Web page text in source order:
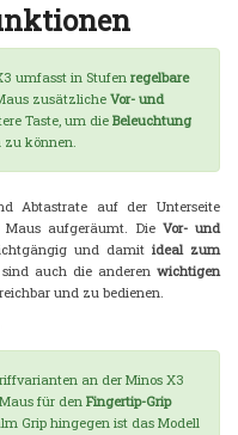
umfasst in Stufen regelbare
zusätzliche Vor- und
Taste, um die Beleuchtung
zu können.
Abtastrate auf der Unterseite
aufgeräumt. Die Vor- und
und damit ideal zum
auch die anderenwichtigen
und zu bedienen.
an der Minos X3
für den Fingertip-Grip
Grip hingegen ist das Modell